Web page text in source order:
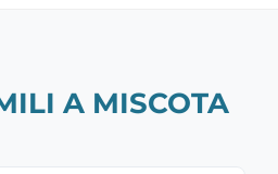
A MISCOTA